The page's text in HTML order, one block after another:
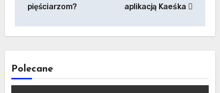
pięściarzom?
aplikacją Kaeśka
Polecane